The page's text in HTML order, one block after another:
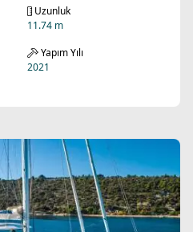
Uzunluk
11.74 m
Yapım Yılı
2021